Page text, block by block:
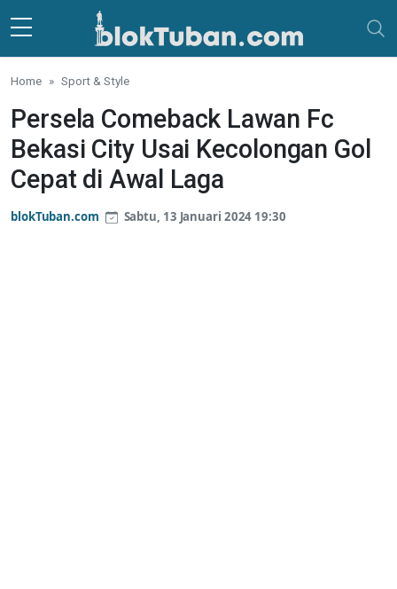
Skip to main content
Home Sport & Style
Persela Comeback Lawan Fc
Bekasi City Usai Kecolongan Gol
Cepat di Awal Laga
blokTuban.com Sabtu, 13 Januari 2024 19:30